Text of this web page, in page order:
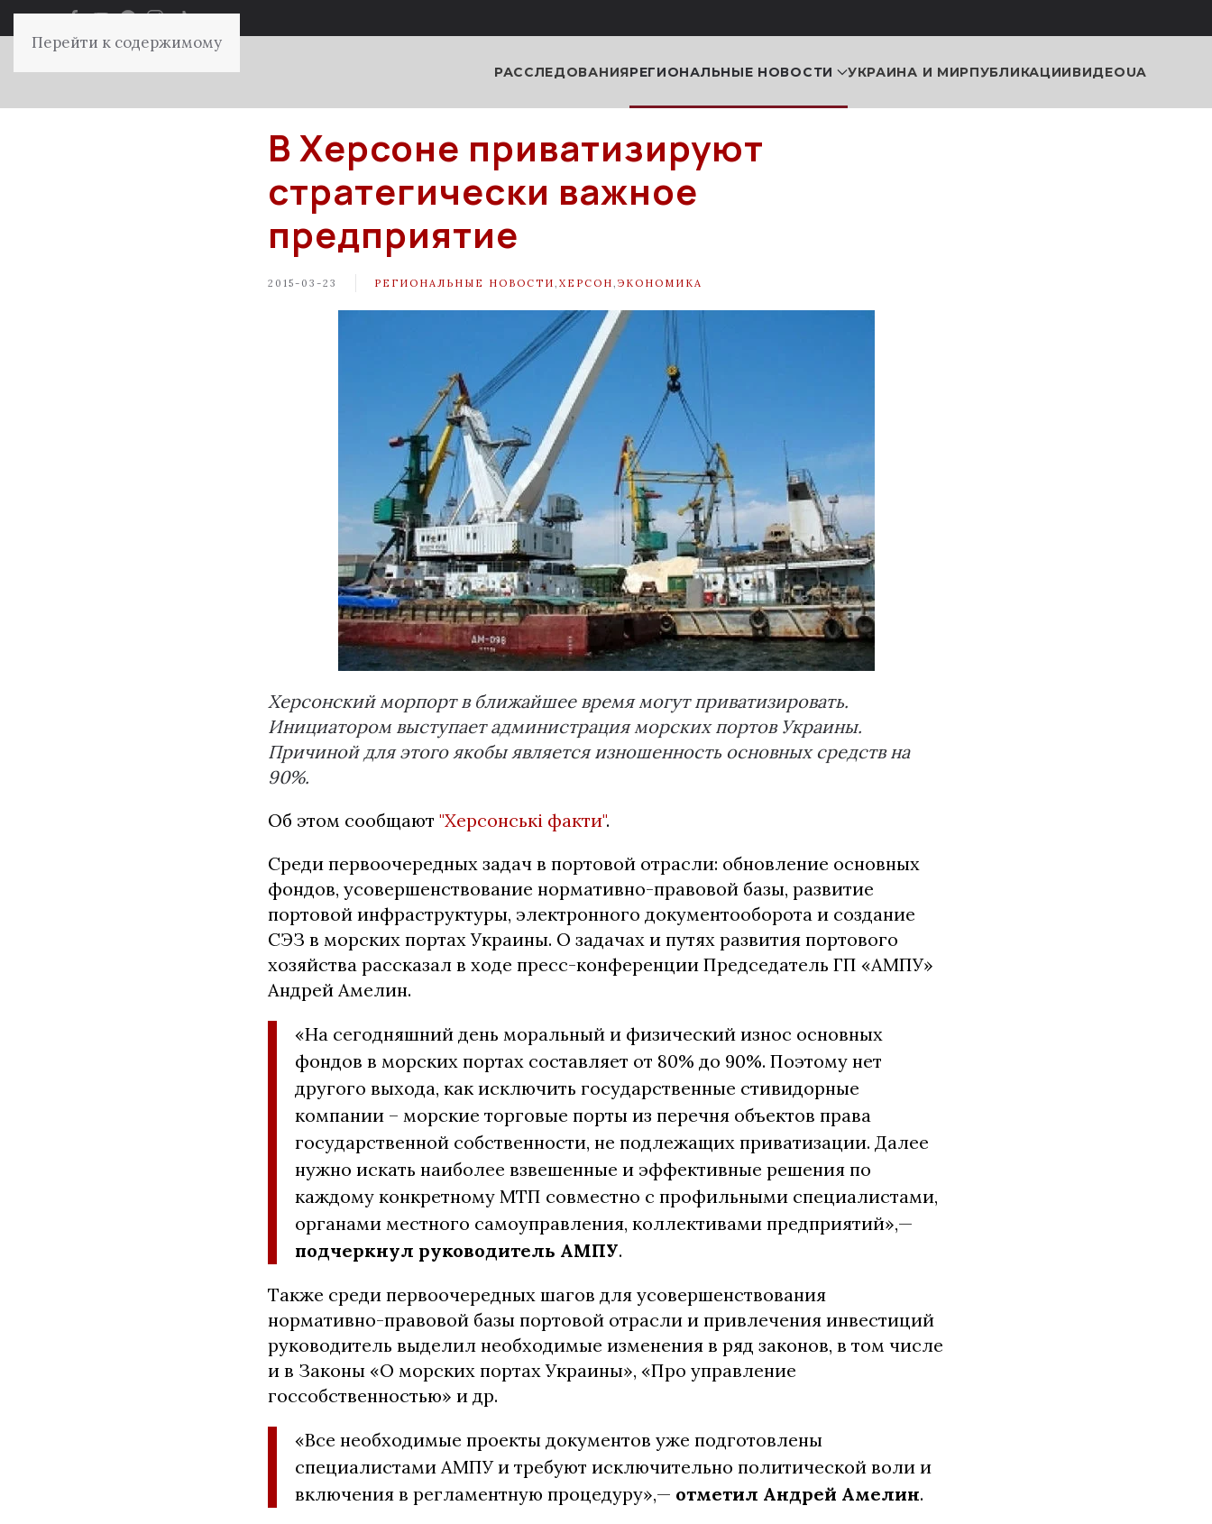
Перейти к содержимому
РАССЛЕДОВАНИЯРЕГИОНАЛЬНЫЕ НОВОСТИ УКРАИНА И МИРПУБЛИКАЦИИВИДЕОUA
В Херсоне приватизируют
стратегически важное
предприятие
2015-03-23 РЕГИОНАЛЬНЫЕ НОВОСТИ ХЕРСОН ЭКОНОМИКА
Херсонский морпорт в ближайшее время могут приватизировать.
Инициатором выступает администрация морских портов Украины.
Причиной для этого якобы является изношенность основных средств на
90%.
Об этом сообщают "Херсонські факти".
Среди первоочередных задач в портовой отрасли: обновление основных
фондов, усовершенствование нормативно-правовой базы, развитие
портовой инфраструктуры, электронного документооборота и создание
СЭЗ в морских портах Украины. О задачах и путях развития портового
хозяйства рассказал в ходе пресс-конференции Председатель ГП «АМПУ»
Андрей Амелин.
«На сегодняшний день моральный и физический износ основных
фондов в морских портах составляет от 80% до 90%. Поэтому нет
другого выхода, как исключить государственные стивидорные
компании – морские торговые порты из перечня объектов права
государственной собственности, не подлежащих приватизации. Далее
нужно искать наиболее взвешенные и эффективные решения по
каждому конкретному МТП совместно с профильными специалистами,
органами местного самоуправления, коллективами предприятий»,—
подчеркнул руководитель АМПУ.
Также среди первоочередных шагов для усовершенствования
нормативно-правовой базы портовой отрасли и привлечения инвестиций
руководитель выделил необходимые изменения в ряд законов, в том числе
и в Законы «О морских портах Украины», «Про управление
госсобственностью» и др.
«Все необходимые проекты документов уже подготовлены
специалистами АМПУ и требуют исключительно политической воли и
включения в регламентную процедуру»,— отметил Андрей Амелин.